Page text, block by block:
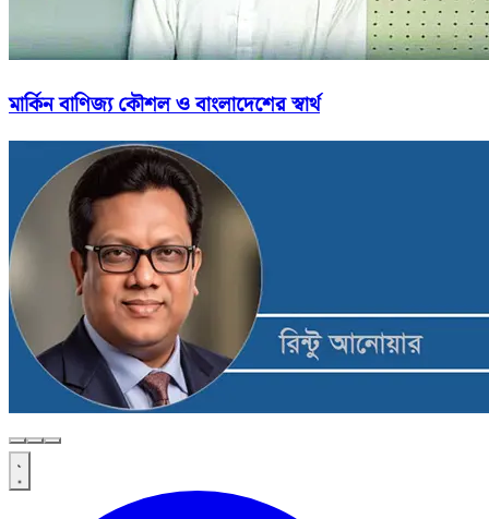
মার্কিন বাণিজ্য কৌশল ও বাংলাদেশের স্বার্থ